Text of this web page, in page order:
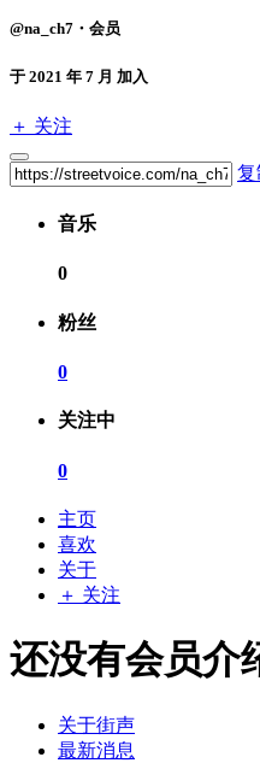
@na_ch7・会员
于 2021 年 7 月 加入
＋ 关注
复
音乐
0
粉丝
0
关注中
0
主页
喜欢
关于
＋ 关注
还没有会员介
关于街声
最新消息